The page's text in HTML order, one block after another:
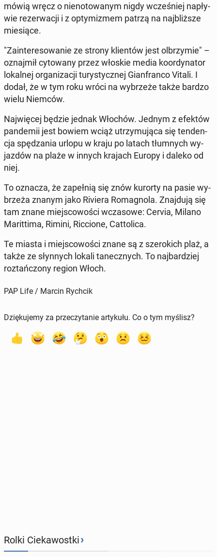
mówią wręcz o nie­no­to­wa­nym nigdy wcze­śniej na­pły­
wie re­zer­wa­cji i z opty­mi­zmem patrzą na naj­bliż­sze
mie­sią­ce.
"Za­in­te­re­so­wa­nie ze strony klien­tów jest ol­brzy­mie" –
oznaj­mił cy­to­wa­ny przez włoskie media ko­or­dy­na­tor
lo­kal­nej or­ga­ni­za­cji tu­ry­stycz­nej Gian­fran­co Vitali. I
dodał, że w tym roku wróci na wy­brze­że także bardzo
wielu Niemców.
Naj­wię­cej będzie jednak Włochów. Jednym z efektów
pan­de­mii jest bowiem wciąż utrzy­mu­ją­ca się ten­den­
cja spę­dza­nia urlopu w kraju po latach tłum­nych wy­
jaz­dów na plaże w innych krajach Europy i daleko od
niej.
To oznacza, że za­peł­nią się znów kurorty na pasie wy­
brze­ża znanym jako Riviera Ro­ma­gno­la. Znaj­du­ją się
tam znane miej­sco­wo­ści wcza­so­we: Cervia, Milano
Ma­rit­ti­ma, Rimini, Ric­cio­ne, Cat­to­li­ca.
Te miasta i miej­sco­wo­ści znane są z sze­ro­kich plaż, a
także ze słyn­nych lokali ta­necz­nych. To naj­bar­dziej
roz­tań­czo­ny region Włoch.
PAP Life / Marcin Rychcik
Dziękujemy za przeczytanie artykułu. Co o tym myślisz?
Rolki Ciekawostki›